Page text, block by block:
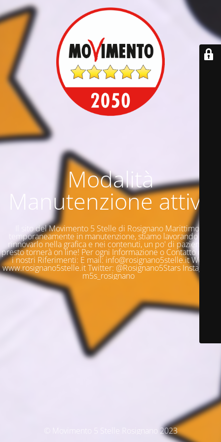
Modalità
Manutenzione attiva
Il sito del Movimento 5 Stelle di Rosignano Marittimo è
temporaneamente in manutenzione, stiamo lavorando per
rinnovarlo nella grafica e nei contenuti, un po' di pazienza e
presto tornerà on line! Per ogni Informazione o Contatto questi
i nostri Riferimenti: E mail: info@rosignano5stelle.it Web:
www.rosignano5stelle.it Twitter: @Rosignano5Stars Instagram:
m5s_rosignano
© Movimento 5 Stelle Rosignano 2023